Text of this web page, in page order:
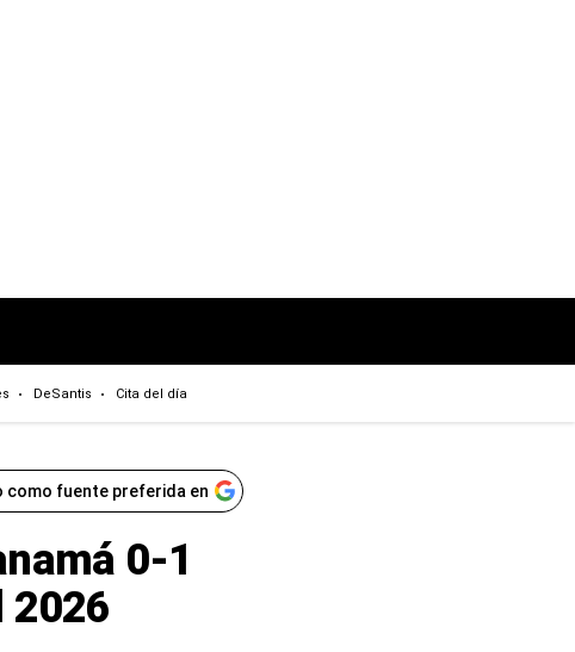
DeSantis Cita del día
como fuente preferida en
0-1
2026